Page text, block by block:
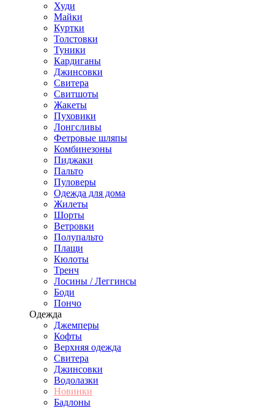
Худи
Майки
Куртки
Толстовки
Туники
Кардиганы
Джинсовки
Свитера
Свитшоты
Жакеты
Пуховики
Лонгсливы
Фетровые шляпы
Комбинезоны
Пиджаки
Пальто
Пуловеры
Одежда для дома
Жилеты
Шорты
Ветровки
Полупальто
Плащи
Кюлоты
Тренч
Лосины / Леггинсы
Боди
Пончо
Одежда
Джемперы
Кофты
Верхняя одежда
Свитера
Джинсовки
Водолазки
Новинки
Бадлоны